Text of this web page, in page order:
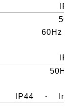
60Hz
IP44 ・